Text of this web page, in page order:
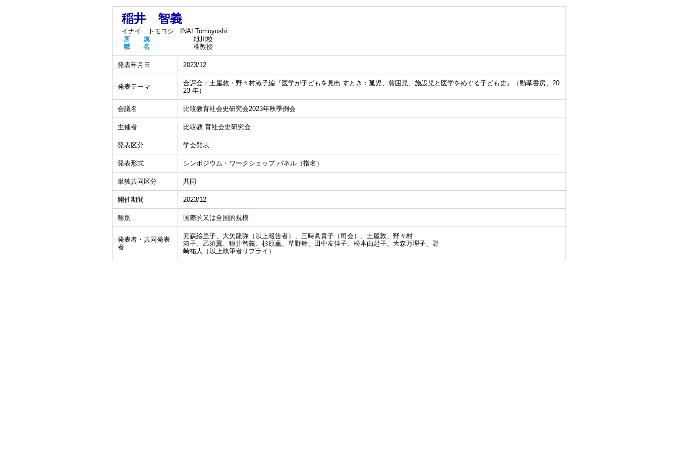
稲井 智義
イナイ トモヨシ
INAI Tomoyoshi
所 属
旭川校
職 名
准教授
発表年月日 2023/12
発表テーマ
合評会：土屋敦・野々村淑子編『医学が子どもを見出 すとき：孤児、貧困児、施設児と医学をめぐる子ども史』（勁草書房、20
23 年）
会議名 比較教育社会史研究会2023年秋季例会
主催者 比較教 育社会史研究会
発表区分 学会発表
発表形式 シンポジウム・ワークショップ パネル（指名）
単独共同区分 共同
開催期間 2023/12
種別 国際的又は全国的規模
発表者・共同発表
者
元森絵里子、大矢龍弥（以上報告者）、三時眞貴子（司会）、土屋敦、野々村
淑子、乙須翼、稲井智義、杉原薫、草野舞、田中友佳子、松本由起子、大森万理子、野
崎祐人（以上執筆者リプライ）